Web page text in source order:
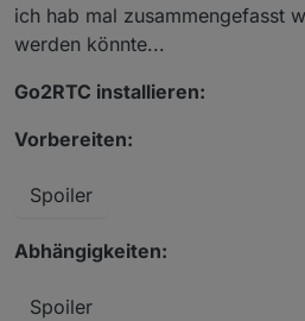
ich hab mal zusammengefasst
werden könnte...
Go2RTC installieren:
Vorbereiten:
Spoiler
Abhängigkeiten:
Spoiler